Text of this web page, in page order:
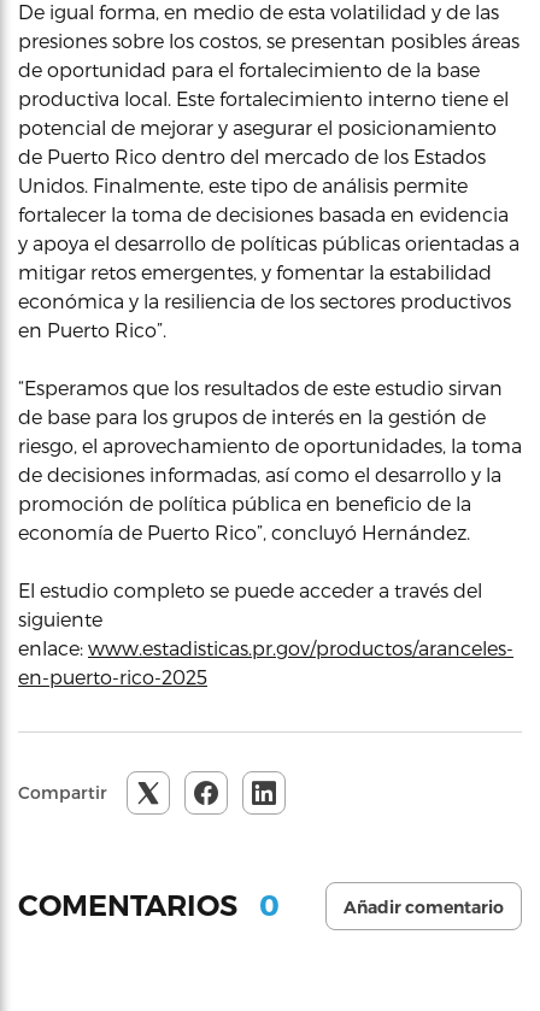
De igual forma, en medio de esta volatilidad y de las
presiones sobre los costos, se presentan posibles áreas
de oportunidad para el fortalecimiento de la base
productiva local. Este fortalecimiento interno tiene el
potencial de mejorar y asegurar el posicionamiento
de Puerto Rico dentro del mercado de los Estados
Unidos. Finalmente, este tipo de análisis permite
fortalecer la toma de decisiones basada en evidencia
y apoya el desarrollo de políticas públicas orientadas a
mitigar retos emergentes, y fomentar la estabilidad
económica y la resiliencia de los sectores productivos
en Puerto Rico”.
“Esperamos que los resultados de este estudio sirvan
de base para los grupos de interés en la gestión de
riesgo, el aprovechamiento de oportunidades, la toma
de decisiones informadas, así como el desarrollo y la
promoción de política pública en beneficio de la
economía de Puerto Rico”, concluyó Hernández.
El estudio completo se puede acceder a través del
siguiente
enlace: www.estadisticas.pr.gov/productos/aranceles-
en-puerto-rico-2025
Compartir
COMENTARIOS 0 Añadir comentario